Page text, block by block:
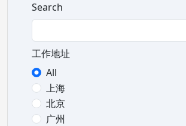
Search
工作地址
All
上海
北京
广州